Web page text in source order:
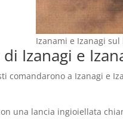
Izanami e Izanagi
Izanagi e
comandarono a Izanagi e
una lancia ingioiellata